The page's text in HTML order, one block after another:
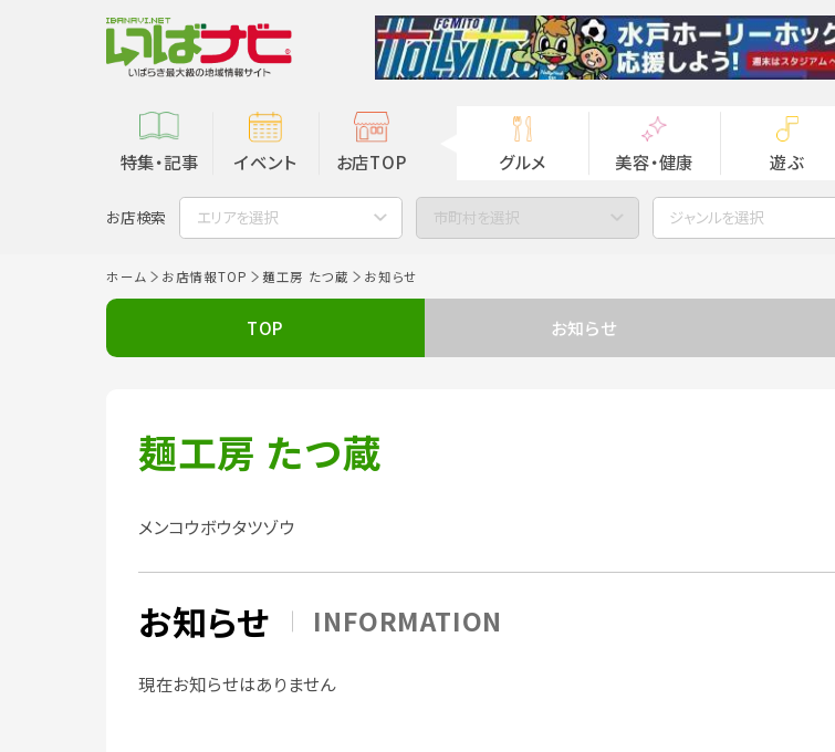
特集・記事 イベント お店TOP グルメ 美容・健康 遊ぶ
お店検索 エリアを選択 市町村を選択 ジャンルを選択
ホーム お店情報TOP 麺工房 たつ蔵 お知らせ
TOP お知らせ
麺工房 たつ蔵
メンコウボウタツゾウ
お知らせ INFORMATION
現在お知らせはありません